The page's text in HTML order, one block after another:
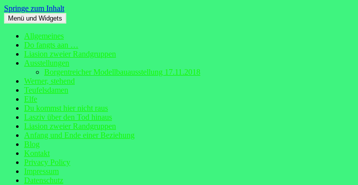
Springe zum Inhalt
muddis-modellbauseite.de
Menü und Widgets
Allgemeines
Do fangts aan …
Liasion zweier Randgruppen
Ausstellungen
Borgentreicher Modellbauausstellung 17.11.2018
Werner, stehend
Teufelsdamen
Elfe
Du kommst hier nicht raus
Lasziv über den Tod hinaus
Liasion zweier Randgruppen
Anfang und Ende einer Beziehung
Blog
Kontakt
Privacy Policy
Impressum
Datenschutz